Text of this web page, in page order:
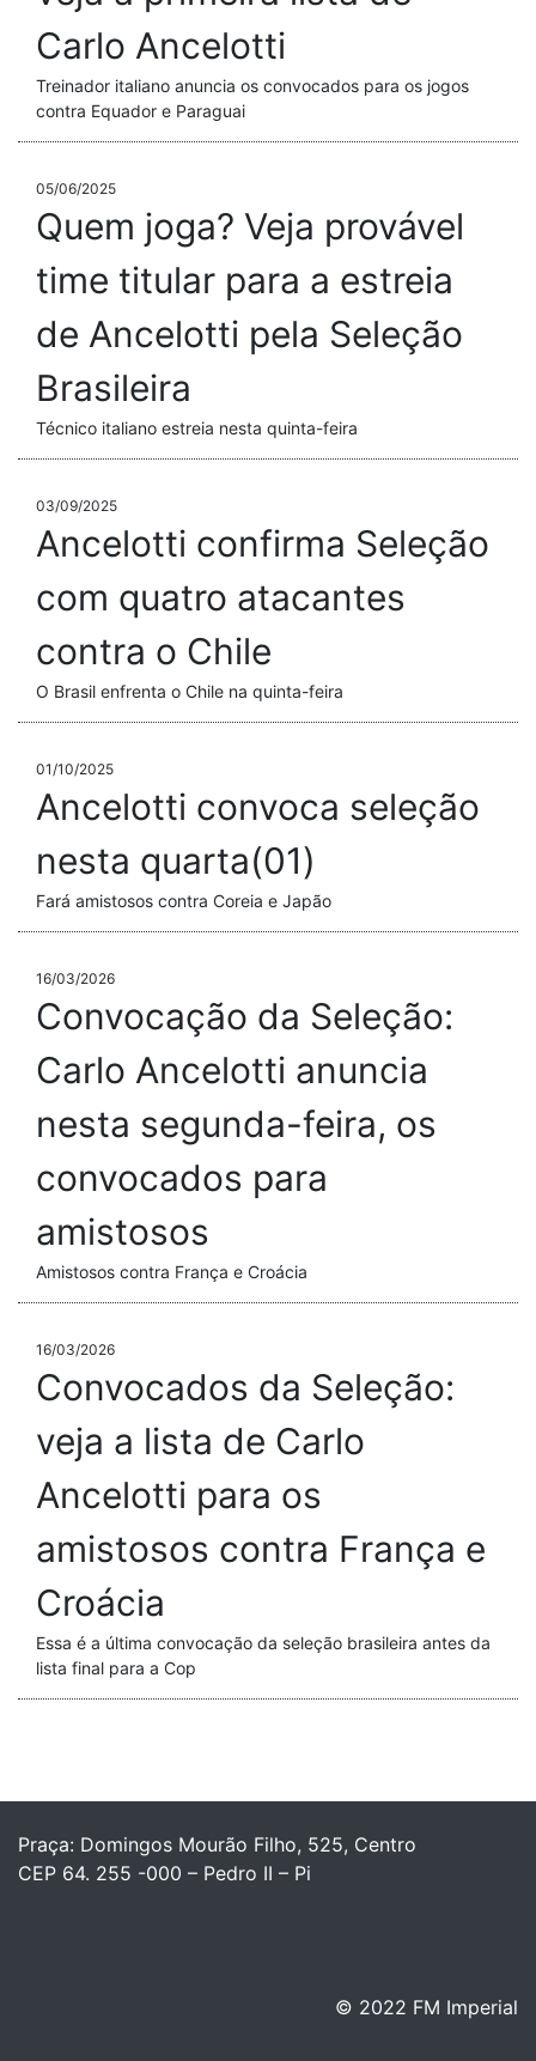
Carlo Ancelotti
Treinador italiano anuncia os convocados para os jogos
contra Equador e Paraguai
05/06/2025
Quem joga? Veja provável
time titular para a estreia
de Ancelotti pela Seleção
Brasileira
Técnico italiano estreia nesta quinta-feira
03/09/2025
Ancelotti confirma Seleção
com quatro atacantes
contra o Chile
O Brasil enfrenta o Chile na quinta-feira
01/10/2025
Ancelotti convoca seleção
nesta quarta(01)
Fará amistosos contra Coreia e Japão
16/03/2026
Convocação da Seleção:
Carlo Ancelotti anuncia
nesta segunda-feira, os
convocados para
amistosos
Amistosos contra França e Croácia
16/03/2026
Convocados da Seleção:
veja a lista de Carlo
Ancelotti para os
amistosos contra França e
Croácia
Essa é a última convocação da seleção brasileira antes da
lista final para a Cop
Praça: Domingos Mourão Filho, 525, Centro
CEP 64. 255 -000 – Pedro II – Pi
© 2022 FM Imperial